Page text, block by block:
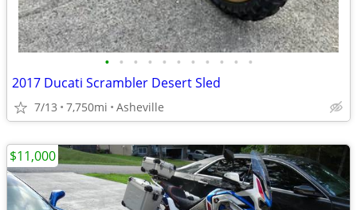
• • • • • • • • • • •
2017 Ducati Scrambler Desert Sled
7/13 7,750mi Asheville
$11,000